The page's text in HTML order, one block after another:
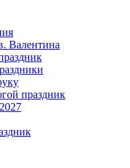
Валентина
праздник